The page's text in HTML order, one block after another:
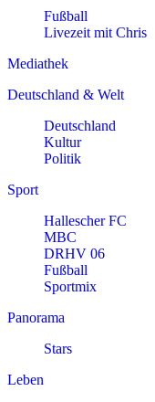
Fußball
Livezeit mit Chris
Mediathek
Deutschland & Welt
Deutschland
Kultur
Politik
Sport
Hallescher FC
MBC
DRHV 06
Fußball
Sportmix
Panorama
Stars
Leben